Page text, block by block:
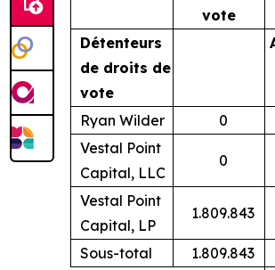
vote
Détenteurs
de droits de
vote
Ryan Wilder
0
Vestal Point
Capital, LLC
0
Vestal Point
Capital, LP
1.809.843
Sous-total 1.809.843